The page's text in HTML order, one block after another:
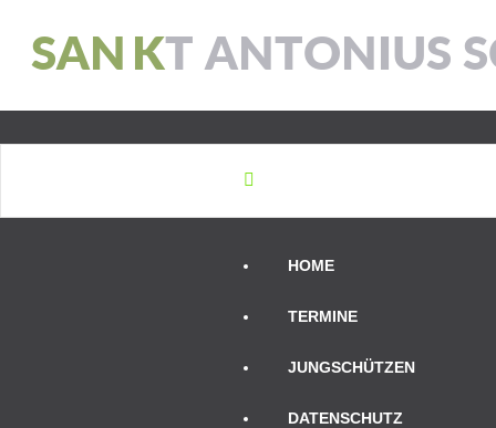
SA N KT A N TO N US S
HOME
TERMINE
JUNGSCHÜTZEN
DATENSCHUTZ